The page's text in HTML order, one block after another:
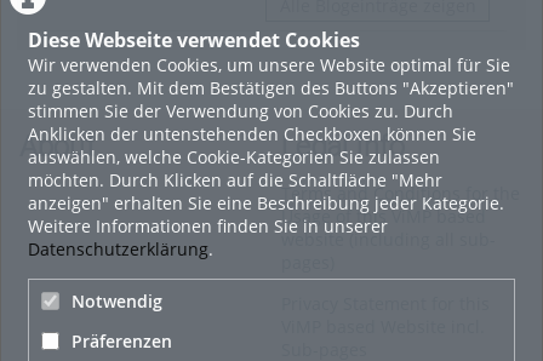
Diese Webseite verwendet Cookies
Wir verwenden Cookies, um unsere Website optimal für Sie
zu gestalten. Mit dem Bestätigen des Buttons "Akzeptieren"
stimmen Sie der Verwendung von Cookies zu. Durch
Anklicken der untenstehenden Checkboxen können Sie
auswählen, welche Cookie-Kategorien Sie zulassen
möchten. Durch Klicken auf die Schaltfläche "Mehr
anzeigen" erhalten Sie eine Beschreibung jeder Kategorie.
Weitere Informationen finden Sie in unserer
Datenschutzerklärung.
Notwendig
Präferenzen
About Legal Info
Terms and Conditions for the
Usage of this ViMP based
website (including all sub-